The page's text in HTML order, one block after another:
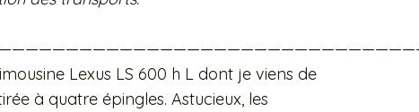
Lexus LS 600 h L dont je viens de
à quatre épingles. Astucieux, les